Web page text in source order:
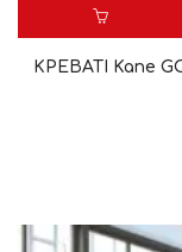
ΚΡΕΒΑΤΙ Kane